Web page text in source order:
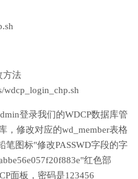
方法
登录我们的WDCP数据库管
，修改对应的wd_member表格
笔图标"修改PASSWD字段的字
红色部
面板，密码是123456